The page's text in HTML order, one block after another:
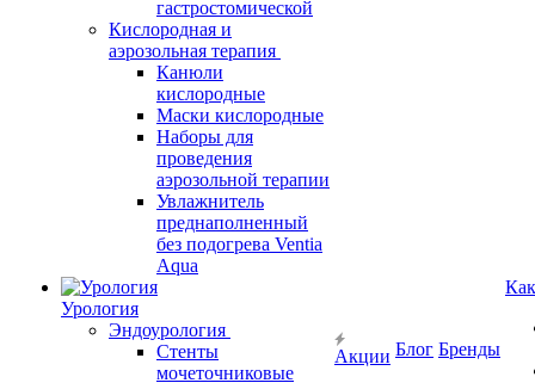
гастростомической
Кислородная и
аэрозольная терапия
Канюли
кислородные
Маски кислородные
Наборы для
проведения
аэрозольной терапии
Увлажнитель
преднаполненный
без подогрева Ventia
Aqua
Урология
Эндоурология
Стенты
мочеточниковые
Акции Блог Бренды